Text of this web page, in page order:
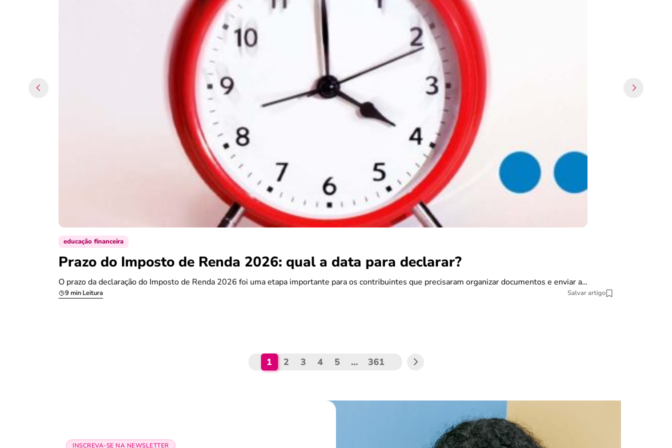
educação financeira
Prazo do Imposto de Renda 2026: qual a data para declarar?
O prazo da declaração do Imposto de Renda 2026 foi uma etapa importante para os contribuintes que precisaram organizar documentos e enviar a…
9 min Leitura Salvar artigo
1 2 3 4 5 … 361
INSCREVA-SE NA NEWSLETTER